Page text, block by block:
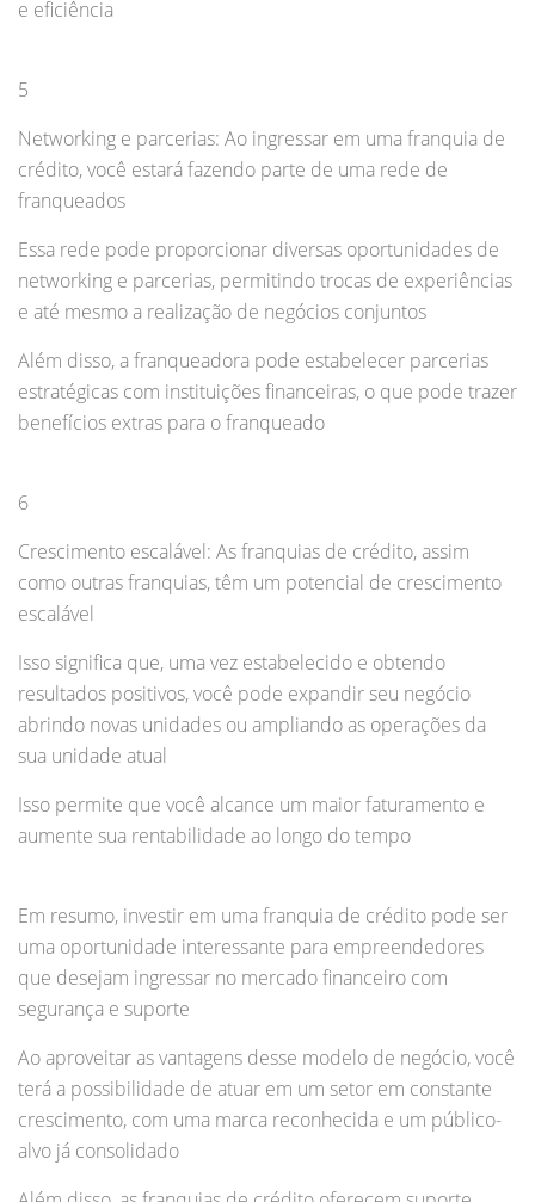
e eficiência
5
Networking e parcerias: Ao ingressar em uma franquia de
crédito, você estará fazendo parte de uma rede de
franqueados
Essa rede pode proporcionar diversas oportunidades de
networking e parcerias, permitindo trocas de experiências
e até mesmo a realização de negócios conjuntos
Além disso, a franqueadora pode estabelecer parcerias
estratégicas com instituições financeiras, o que pode trazer
benefícios extras para o franqueado
6
Crescimento escalável: As franquias de crédito, assim
como outras franquias, têm um potencial de crescimento
escalável
Isso significa que, uma vez estabelecido e obtendo
resultados positivos, você pode expandir seu negócio
abrindo novas unidades ou ampliando as operações da
sua unidade atual
Isso permite que você alcance um maior faturamento e
aumente sua rentabilidade ao longo do tempo
Em resumo, investir em uma franquia de crédito pode ser
uma oportunidade interessante para empreendedores
que desejam ingressar no mercado financeiro com
segurança e suporte
Ao aproveitar as vantagens desse modelo de negócio, você
terá a possibilidade de atuar em um setor em constante
crescimento, com uma marca reconhecida e um público-
alvo já consolidado